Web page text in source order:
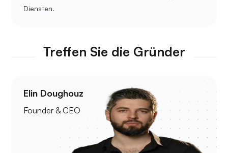
Diensten.
Treffen Sie die Gründer
Elin Doughouz
Founder & CEO